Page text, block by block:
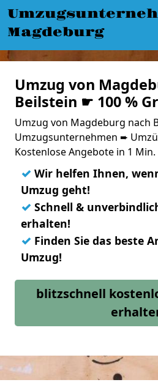
Magdeburg
Umzug von
Beilstein ☛ 100 %
Umzug von Magdeburg nach
Umzugsunternehmen ➨
Kostenlose Angebote in 1 Min.
✓ Wir helfen Ihnen,
Umzug geht!
✓ Schnell &
erhalten!
✓ Finden Sie das beste
Umzug!
blitzschnell